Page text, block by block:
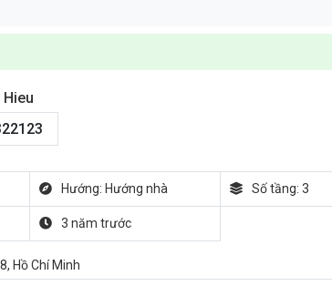
Hướng: Hướng nhà Số tầng: 3
3 năm trước
Hồ Chí Minh